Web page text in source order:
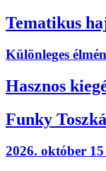
Tematikus
Különleges
Hasznos
Funky
2026. október 15